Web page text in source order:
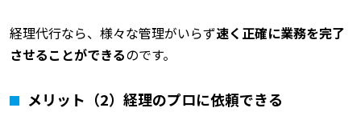
経理代行なら、様々な管理がいらず速く正確に業務を完了
させることができるのです。
メリット（2）経理のプロに依頼できる